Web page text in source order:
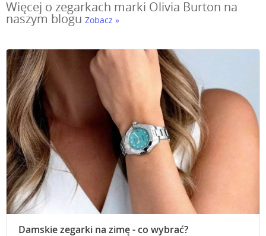
Więcej o zegarkach marki Olivia Burton na
naszym blogu Zobacz »
Damskie zegarki na zimę - co wybrać?